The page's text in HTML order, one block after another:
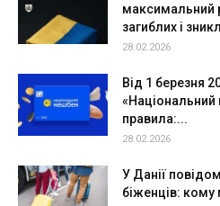
максимальний
загиблих і
28.02.2026
Від 1 березня
«Національний
правила:...
28.02.2026
У Данії
біженців: